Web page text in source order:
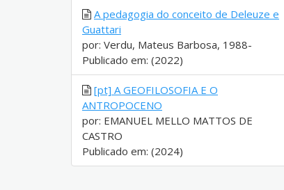
A pedagogia do conceito de Deleuze e
Guattari
por: Verdu, Mateus Barbosa, 1988-
Publicado em: (2022)
[pt] A GEOFILOSOFIA E O
ANTROPOCENO
por: EMANUEL MELLO MATTOS DE
CASTRO
Publicado em: (2024)